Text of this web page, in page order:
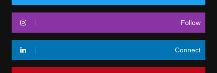
Follow
Connect